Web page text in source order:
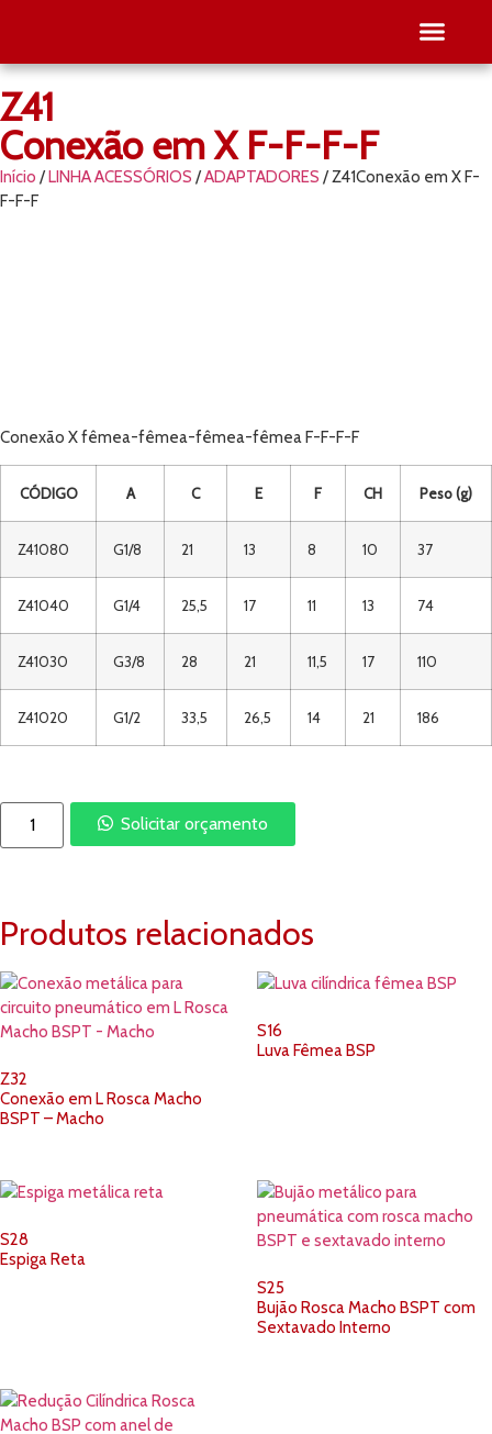
Z41
Conexão em X F-F-F-F
Início /LINHA ACESSÓRIOS /ADAPTADORES / Z41Conexão em X F-
F-F-F
Conexão X fêmea-fêmea-fêmea-fêmea F-F-F-F
CÓDIGO A C E F CH Peso (g)
Z41080 G1/8 21 13 8 10 37
Z41040 G1/4 25,5 17 11 13 74
Z41030 G3/8 28 21 11,5 17 110
Z41020 G1/2 33,5 26,5 14 21 186
Solicitar orçamento
Produtos relacionados
Z32
Conexão em L Rosca Macho
BSPT – Macho
S16
Luva Fêmea BSP
S28
Espiga Reta
S25
Bujão Rosca Macho BSPT com
Sextavado Interno